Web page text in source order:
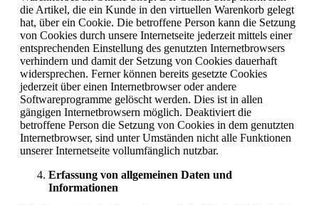
die Artikel, die ein Kunde in den virtuellen Warenkorb gelegt
hat, über ein Cookie. Die betroffene Person kann die Setzung
von Cookies durch unsere Internetseite jederzeit mittels einer
entsprechenden Einstellung des genutzten Internetbrowsers
verhindern und damit der Setzung von Cookies dauerhaft
widersprechen. Ferner können bereits gesetzte Cookies
jederzeit über einen Internetbrowser oder andere
Softwareprogramme gelöscht werden. Dies ist in allen
gängigen Internetbrowsern möglich. Deaktiviert die
betroffene Person die Setzung von Cookies in dem genutzten
Internetbrowser, sind unter Umständen nicht alle Funktionen
unserer Internetseite vollumfänglich nutzbar.
Erfassung von allgemeinen Daten und
Informationen